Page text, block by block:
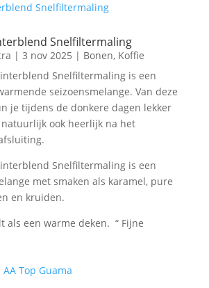
Snelfiltermaling
| 3 nov 2025 | Bonen, Koffie
Snelfiltermaling is een
seizoensmelange. Van deze
je tijdens de donkere dagen lekker
ook heerlijk na het
Snelfiltermaling is een
met smaken als karamel, pure
en kruiden.
als een warme deken. “ Fijne